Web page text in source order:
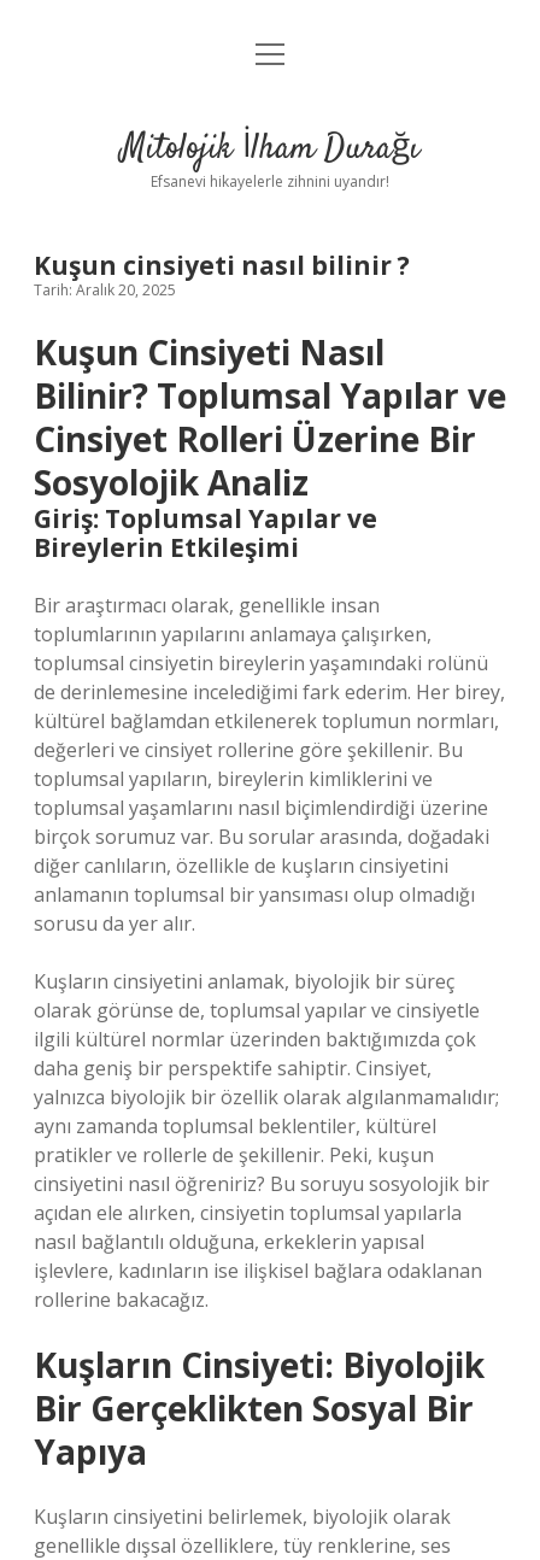
Anasayfa
Yasal Uyarı
menüyü
Mitolojik İlham Durağı
Efsanevi hikayelerle zihnini uyandır!
Kuşun cinsiyeti nasıl bilinir ?
Tarih: Aralık 20, 2025
Kuşun Cinsiyeti Nasıl
Bilinir? Toplumsal Yapılar ve
Cinsiyet Rolleri Üzerine Bir
Sosyolojik Analiz
Giriş: Toplumsal Yapılar ve
Bireylerin Etkileşimi
Bir araştırmacı olarak, genellikle insan
toplumlarının yapılarını anlamaya çalışırken,
toplumsal cinsiyetin bireylerin yaşamındaki rolünü
de derinlemesine incelediğimi fark ederim. Her birey,
kültürel bağlamdan etkilenerek toplumun normları,
değerleri ve cinsiyet rollerine göre şekillenir. Bu
toplumsal yapıların, bireylerin kimliklerini ve
toplumsal yaşamlarını nasıl biçimlendirdiği üzerine
birçok sorumuz var. Bu sorular arasında, doğadaki
diğer canlıların, özellikle de kuşların cinsiyetini
anlamanın toplumsal bir yansıması olup olmadığı
sorusu da yer alır.
Kuşların cinsiyetini anlamak, biyolojik bir süreç
olarak görünse de, toplumsal yapılar ve cinsiyetle
ilgili kültürel normlar üzerinden baktığımızda çok
daha geniş bir perspektife sahiptir. Cinsiyet,
yalnızca biyolojik bir özellik olarak algılanmamalıdır;
aynı zamanda toplumsal beklentiler, kültürel
pratikler ve rollerle de şekillenir. Peki, kuşun
cinsiyetini nasıl öğreniriz? Bu soruyu sosyolojik bir
açıdan ele alırken, cinsiyetin toplumsal yapılarla
nasıl bağlantılı olduğuna, erkeklerin yapısal
işlevlere, kadınların ise ilişkisel bağlara odaklanan
rollerine bakacağız.
Kuşların Cinsiyeti: Biyolojik
Bir Gerçeklikten Sosyal Bir
Yapıya
Kuşların cinsiyetini belirlemek, biyolojik olarak
genellikle dışsal özelliklere, tüy renklerine, ses